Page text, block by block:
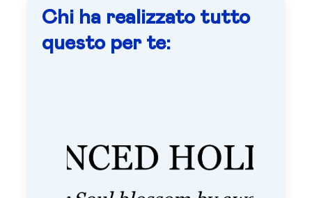
Chi ha realizzato tutto
questo per te: